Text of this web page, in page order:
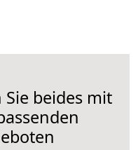
Sie beides mit